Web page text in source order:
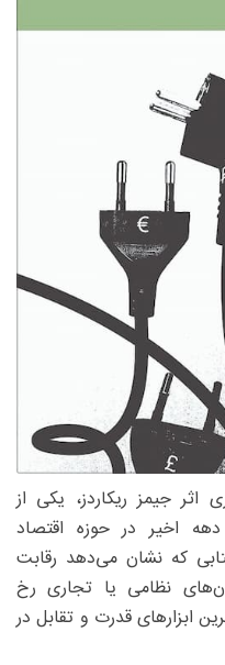
جیمز ریکاردز، یکی از
دهه اخیر در حوزه اقتصاد
که نشان می‌دهد رقابت
نظامی یا تجاری رخ
ابزارهای قدرت و تقابل در